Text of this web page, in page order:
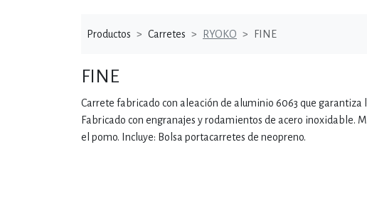
Productos Carretes RYOKO FINE
FINE
Carrete fabricado con aleación de aluminio 6063 que
Fabricado con engranajes y rodamientos de acero inoxidable.
el pomo. Incluye: Bolsa portacarretes de neopreno.